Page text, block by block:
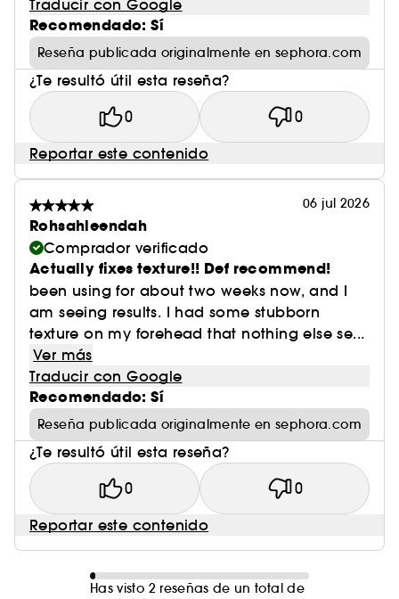
Traducir con Google
Recomendado: Sí
Reseña publicada originalmente en sephora.com
¿Te resultó útil esta reseña?
0 0
Reportar este contenido
06 jul 2026
Rohsahleendah
Comprador verificado
Actually fixes texture!! Def recommend!
been using for about two weeks now, and I
am seeing results. I had some stubborn
texture on my forehead that nothing else se...
Ver más
Traducir con Google
Recomendado: Sí
Reseña publicada originalmente en sephora.com
¿Te resultó útil esta reseña?
0 0
Reportar este contenido
Has visto 2 reseñas de un total de